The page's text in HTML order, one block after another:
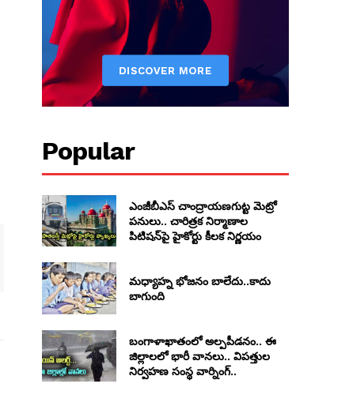
Popular
ఎంజీబీఎస్ చాంద్రాయణగుట్ట మెట్రో
పనులు.. చారిత్రక నిర్మాణాల
పిటిషన్‌పై హైకోర్టు కీలక నిర్ణయం
మధ్యాహ్న భోజనం బాలేదు..కాదు
బాగుంది
బంగాళాఖాతంలో అల్పపీడనం.. ఈ
జిల్లాలలో భారీ వానలు.. విపత్తుల
నిర్వహణ సంస్థ వార్నింగ్..